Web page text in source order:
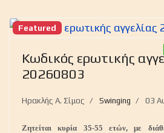
Featured
Κωδικός ερωτικής
20260803
Ηρακλής Α. Σίμος Swinging 03
Ζητείται κυρία 35-55 ετών, με